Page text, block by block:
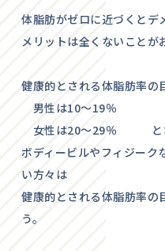
体脂肪がゼロに近づくとデ
メリットは全くないことが
健康的とされる体脂肪率の
男性は10〜19％
女性は20〜29％ とさ
ボディービルやフィジーク
い方々は
健康的とされる体脂肪率の
う。